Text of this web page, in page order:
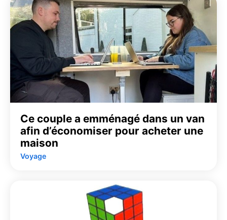
Ce couple a emménagé dans un van
afin d’économiser pour acheter une
maison
Voyage